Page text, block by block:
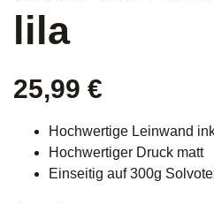
lila
25,99 €
Hochwertige Leinwand
Hochwertiger Druck matt
Einseitig auf 300g